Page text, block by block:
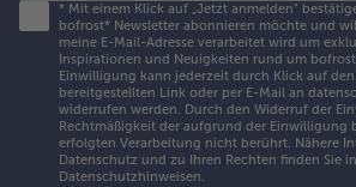
* Mit einem Klick auf „Jetzt anmelden"
bofrost* Newsletter abonnieren möchte und
meine E-Mail-Adresse verarbeitet wird um
Inspirationen und Neuigkeiten rund um
Einwilligung kann jederzeit durch Klick auf
bereitgestellten Link oder per E-Mail an
widerrufen werden. Durch den Widerruf der
Rechtmäßigkeit der aufgrund der Einwilligung
erfolgten Verarbeitung nicht berührt. Nähere
Datenschutz und zu Ihren Rechten finden Sie
Datenschutzhinweisen.